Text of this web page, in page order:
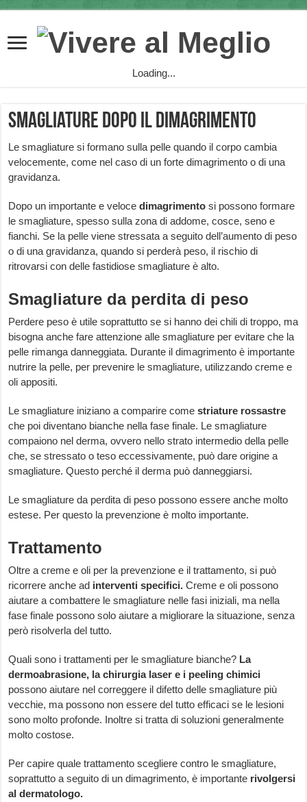
Loading...
Smagliature dopo il dimagrimento
Le smagliature si formano sulla pelle quando il corpo cambia
velocemente, come nel caso di un forte dimagrimento o di una
gravidanza.
Dopo un importante e velocedimagrimento si possono formare
le smagliature, spesso sulla zona di addome, cosce, seno e
fianchi. Se la pelle viene stressata a seguito dell’aumento di peso
o di una gravidanza, quando si perderà peso, il rischio di
ritrovarsi con delle fastidiose smagliature è alto.
Smagliature da perdita di peso
Perdere peso è utile soprattutto se si hanno dei chili di troppo, ma
bisogna anche fare attenzione alle smagliature per evitare che la
pelle rimanga danneggiata. Durante il dimagrimento è importante
nutrire la pelle, per prevenire le smagliature, utilizzando creme e
oli appositi.
Le smagliature iniziano a comparire comestriature rossastre
che poi diventano bianche nella fase finale. Le smagliature
compaiono nel derma, ovvero nello strato intermedio della pelle
che, se stressato o teso eccessivamente, può dare origine a
smagliature. Questo perché il derma può danneggiarsi.
Le smagliature da perdita di peso possono essere anche molto
estese. Per questo la prevenzione è molto importante.
Trattamento
Oltre a creme e oli per la prevenzione e il trattamento, si può
ricorrere anche ad interventi specifici.Creme e oli possono
aiutare a combattere le smagliature nelle fasi iniziali, ma nella
fase finale possono solo aiutare a migliorare la situazione, senza
però risolverla del tutto.
Quali sono i trattamenti per le smagliature bianche? La
dermoabrasione, la chirurgia laser e i peeling chimici
possono aiutare nel correggere il difetto delle smagliature più
vecchie, ma possono non essere del tutto efficaci se le lesioni
sono molto profonde. Inoltre si tratta di soluzioni generalmente
molto costose.
Per capire quale trattamento scegliere contro le smagliature,
soprattutto a seguito di un dimagrimento, è importante rivolgersi
al dermatologo.